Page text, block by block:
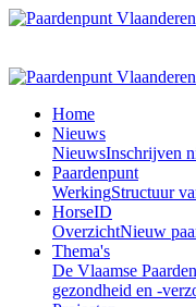
Home
Nieuws
NieuwsInschrijven
Paardenpunt
WerkingStructuur
HorseID
OverzichtNieuw
Thema's
De Vlaamse
gezondheid en -